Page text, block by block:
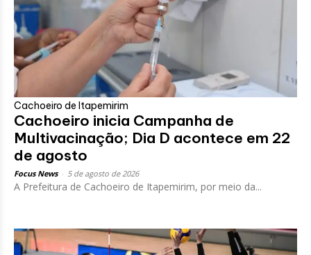
Cachoeiro de Itapemirim
Cachoeiro inicia Campanha de
Multivacinação; Dia D acontece em 22
de agosto
Focus News 5 de agosto de 2026
A Prefeitura de Cachoeiro de Itapemirim, por meio da...